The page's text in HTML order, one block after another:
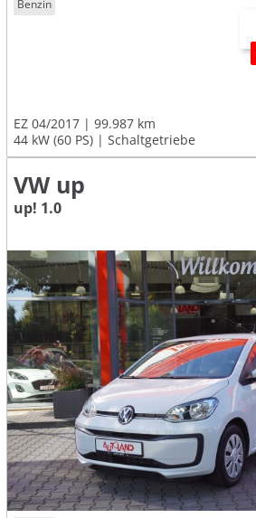
Benzin
EZ 04/2017
99.987 km
44 kW (60 PS)
Schaltgetriebe
VW up
up! 1.0